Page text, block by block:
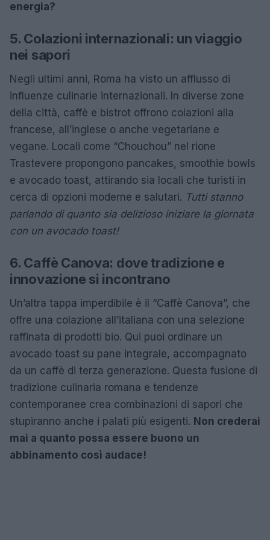
energia?
5. Colazioni internazionali: un viaggio
nei sapori
Negli ultimi anni, Roma ha visto un afflusso di
influenze culinarie internazionali. In diverse zone
della città, caffè e bistrot offrono colazioni alla
francese, all’inglese o anche vegetariane e
vegane. Locali come “Chouchou” nel rione
Trastevere propongono pancakes, smoothie bowls
e avocado toast, attirando sia locali che turisti in
cerca di opzioni moderne e salutari. Tutti stanno
parlando di quanto sia delizioso iniziare la giornata
con un avocado toast!
6. Caffè Canova: dove tradizione e
innovazione si incontrano
Un’altra tappa imperdibile è il “Caffè Canova”, che
offre una colazione all’italiana con una selezione
raffinata di prodotti bio. Qui puoi ordinare un
avocado toast su pane integrale, accompagnato
da un caffè di terza generazione. Questa fusione di
tradizione culinaria romana e tendenze
contemporanee crea combinazioni di sapori che
stupiranno anche i palati più esigenti. Non crederai
mai a quanto possa essere buono un
abbinamento così audace!